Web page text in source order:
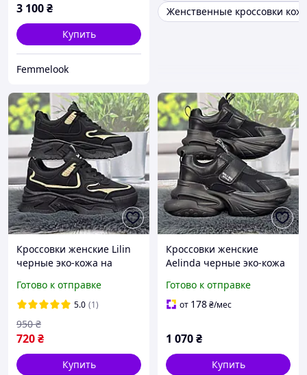
3 100₴
Купить
Femmelook
Женственные кроссовки
Кроссовки женские Lilin
черные эко-кожа на
демисезонные 8340
Готово к отправке
5.0 (1)
720₴
950 ₴
Купить
Кроссовки женские
Aelinda черные эко-кожа
8370
Готово к отправке
от 178₴/мес
1 070₴
Купить